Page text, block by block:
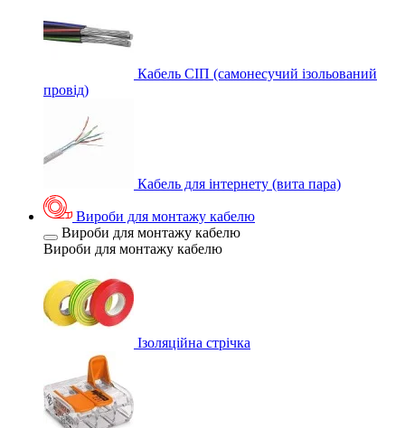
Кабель СІП (самонесучий ізольований
провід)
Кабель для інтернету (вита пара)
Вироби для монтажу кабелю
Вироби для монтажу кабелю
Вироби для монтажу кабелю
Ізоляційна стрічка